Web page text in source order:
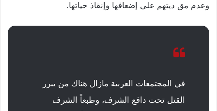
وعدم مق ديتهم على إضعافها وإنقاذ حياتها.
في المجتمعات العربية مازال هناك من يبرر
القتل تحت دافع الشرف، وطبعاً الشرف